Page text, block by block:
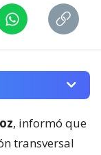
, informó que
transversal